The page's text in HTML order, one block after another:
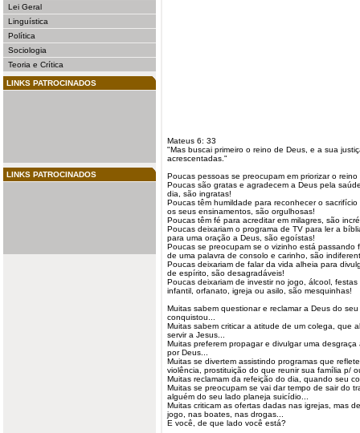
Lei Geral
Linguística
Política
Sociologia
Teoria e Crítica
LINKS PATROCINADOS
LINKS PATROCINADOS
Mateus 6: 33
"Mas buscai primeiro o reino de Deus, e a sua
acrescentadas."
Poucas pessoas se preocupam em priorizar o reino
Poucas são gratas e agradecem a Deus pela
dia, são ingratas!
Poucas têm humildade para reconhecer o
os seus ensinamentos, são orgulhosas!
Poucas têm fé para acreditar em milagres, são
Poucas deixariam o programa de TV para ler a
para uma oração a Deus, são egoístas!
Poucas se preocupam se o vizinho está passando
de uma palavra de consolo e carinho, são
Poucas deixariam de falar da vida alheia para
de espírito, são desagradáveis!
Poucas deixariam de investir no jogo, álcool,
infantil, orfanato, igreja ou asilo, são mesquinhas!
Muitas sabem questionar e reclamar a Deus do
conquistou...
Muitas sabem criticar a atitude de um colega, que
servir a Jesus...
Muitas preferem propagar e divulgar uma
por Deus...
Muitas se divertem assistindo programas que
violência, prostituição do que reunir sua família p/
Muitas reclamam da refeição do dia, quando seu
Muitas se preocupam se vai dar tempo de sair do
alguém do seu lado planeja suicídio...
Muitas criticam as ofertas dadas nas igrejas, mas
jogo, nas boates, nas drogas...
E você, de que lado você está?